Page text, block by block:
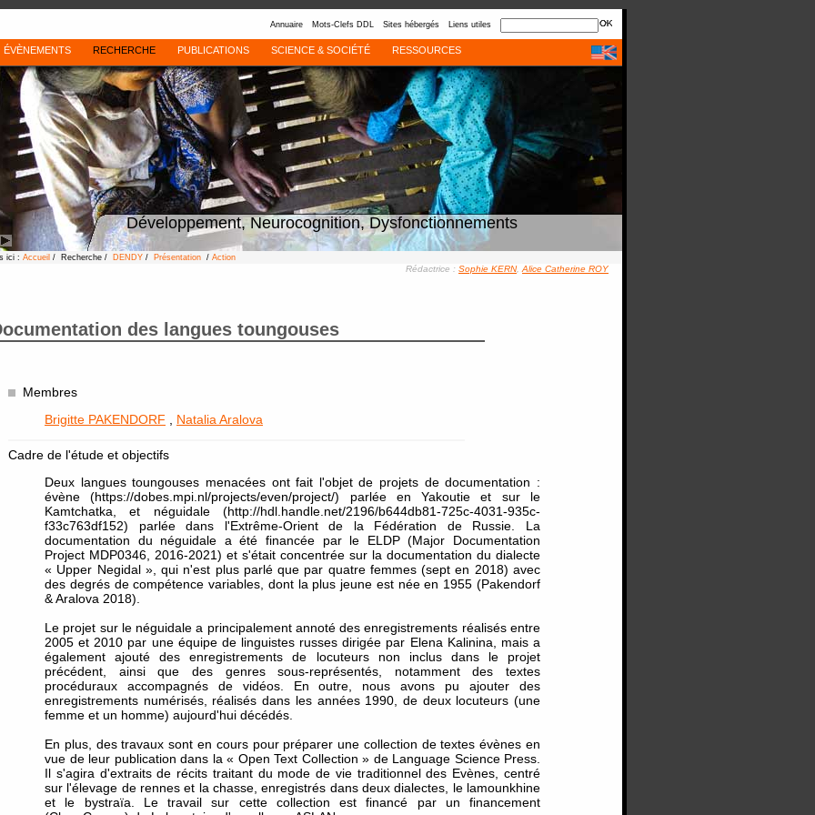
Annuaire Mots-Clefs DDL Sites hébergés Liens utiles
ÉVÈNEMENTS RECHERCHE PUBLICATIONS SCIENCE & SOCIÉTÉ RESSOURCES
Développement, Neurocognition, Dysfonctionnements
ici : Accueil / Recherche / DENDY / Présentation / Action
Rédactrice : Sophie KERN, Alice Catherine ROY
des langues toungouses
Membres
Brigitte PAKENDORF
Natalia Aralova
Cadre de l'étude et objectifs
Deux langues toungouses menacées ont fait l'objet de projets de documentation :
évène (https://dobes.mpi.nl/projects/even/project/) parlée en Yakoutie et sur le
Kamtchatka, et néguidale (http://hdl.handle.net/2196/b644db81-725c-4031-935c-
f33c763df152) parlée dans l'Extrême-Orient de la Fédération de Russie. La
documentation du néguidale a été financée par le ELDP (Major Documentation
Project MDP0346, 2016-2021) et s'était concentrée sur la documentation du dialecte
« Upper Negidal », qui n'est plus parlé que par quatre femmes (sept en 2018) avec
des degrés de compétence variables, dont la plus jeune est née en 1955 (Pakendorf
& Aralova 2018).
Le projet sur le néguidale a principalement annoté des enregistrements réalisés entre
2005 et 2010 par une équipe de linguistes russes dirigée par Elena Kalinina, mais a
également ajouté des enregistrements de locuteurs non inclus dans le projet
précédent, ainsi que des genres sous-représentés, notamment des textes
procéduraux accompagnés de vidéos. En outre, nous avons pu ajouter des
enregistrements numérisés, réalisés dans les années 1990, de deux locuteurs (une
femme et un homme) aujourd'hui décédés.
En plus, des travaux sont en cours pour préparer une collection de textes évènes en
vue de leur publication dans la « Open Text Collection » de Language Science Press.
Il s'agira d'extraits de récits traitant du mode de vie traditionnel des Evènes, centré
sur l'élevage de rennes et la chasse, enregistrés dans deux dialectes, le lamounkhine
et le bystraïa. Le travail sur cette collection est financé par un financement